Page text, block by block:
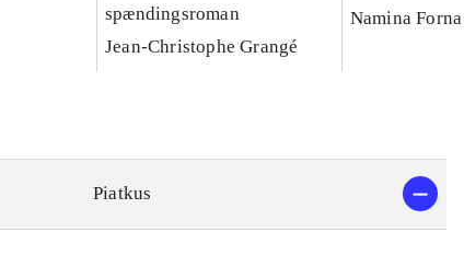
spændingsroman
Jean-Christophe Grangé
Namina
Piatkus